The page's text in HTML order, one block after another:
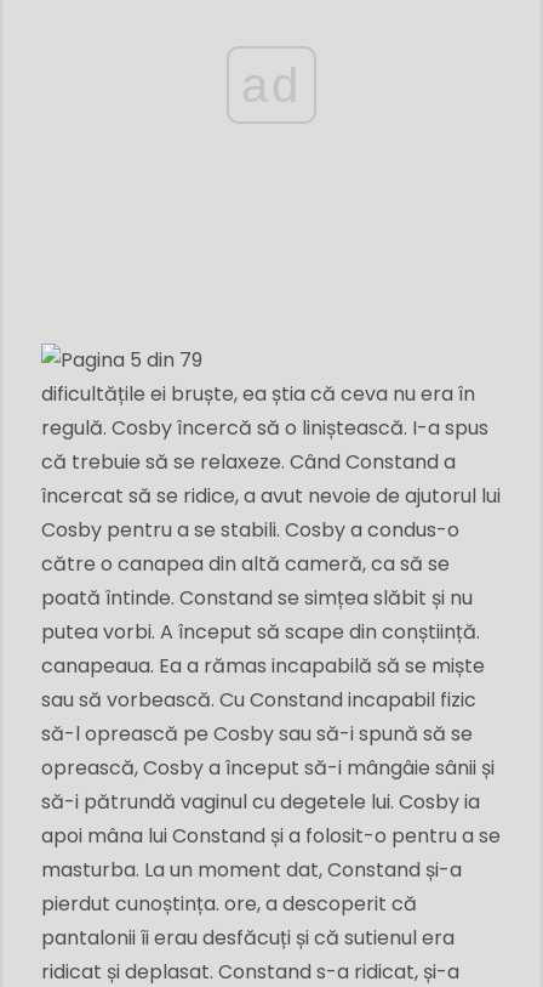
ad
dificultățile ei bruște, ea știa că ceva nu era în
regulă. Cosby încercă să o liniștească. I-a spus
că trebuie să se relaxeze. Când Constand a
încercat să se ridice, a avut nevoie de ajutorul lui
Cosby pentru a se stabili. Cosby a condus-o
către o canapea din altă cameră, ca să se
poată întinde. Constand se simțea slăbit și nu
putea vorbi. A început să scape din conștiință.
canapeaua. Ea a rămas incapabilă să se miște
sau să vorbească. Cu Constand incapabil fizic
să-l oprească pe Cosby sau să-i spună să se
oprească, Cosby a început să-i mângâie sânii și
să-i pătrundă vaginul cu degetele lui. Cosby ia
apoi mâna lui Constand și a folosit-o pentru a se
masturba. La un moment dat, Constand și-a
pierdut cunoștința. ore, a descoperit că
pantalonii îi erau desfăcuți și că sutienul era
ridicat și deplasat. Constand s-a ridicat, și-a